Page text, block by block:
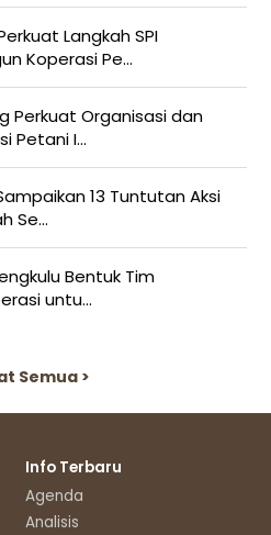
Langkah SPI
Koperasi Pe...
Perkuat Organisasi dan
Petani I...
13 Tuntutan Aksi
Se...
Bentuk Tim
untu...
Semua >
Info Terbaru
Agenda
Analisis